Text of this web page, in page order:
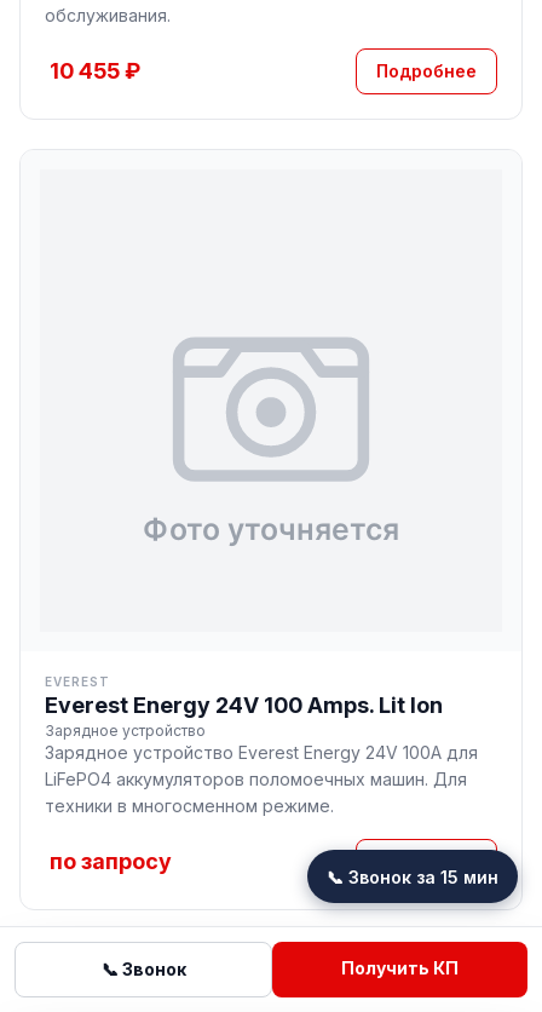
📞 Звонок Получить КП
обслуживания.
10 455 ₽ Подробнее
EVEREST
Everest Energy 24V 100 Amps. Lit Ion
Зарядное устройство
Зарядное устройство Everest Energy 24V 100A для
LiFePO4 аккумуляторов поломоечных машин. Для
техники в многосменном режиме.
по запросу
📞 Звонок за 15 мин